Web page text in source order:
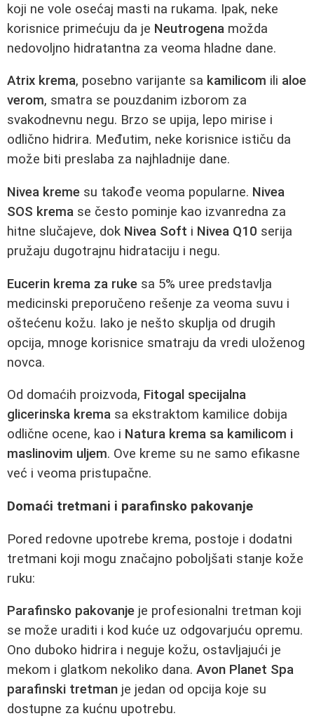
koji ne vole osećaj masti na rukama. Ipak, neke
korisnice primećuju da je Neutrogena možda
nedovoljno hidratantna za veoma hladne dane.
Atrix krema, posebno varijante sa kamilicom ili aloe
verom, smatra se pouzdanim izborom za
svakodnevnu negu. Brzo se upija, lepo mirise i
odlično hidrira. Međutim, neke korisnice ističu da
može biti preslaba za najhladnije dane.
Nivea kreme su takođe veoma popularne. Nivea
SOS krema se često pominje kao izvanredna za
hitne slučajeve, dok Nivea Soft i Nivea Q10 serija
pružaju dugotrajnu hidrataciju i negu.
Eucerin krema za ruke sa 5% uree predstavlja
medicinski preporučeno rešenje za veoma suvu i
oštećenu kožu. Iako je nešto skuplja od drugih
opcija, mnoge korisnice smatraju da vredi uloženog
novca.
Od domaćih proizvoda, Fitogal specijalna
glicerinska krema sa ekstraktom kamilice dobija
odlične ocene, kao i Natura krema sa kamilicom i
maslinovim uljem. Ove kreme su ne samo efikasne
već i veoma pristupačne.
Domaći tretmani i parafinsko pakovanje
Pored redovne upotrebe krema, postoje i dodatni
tretmani koji mogu značajno poboljšati stanje kože
ruku:
Parafinsko pakovanje je profesionalni tretman koji
se može uraditi i kod kuće uz odgovarjuću opremu.
Ono duboko hidrira i neguje kožu, ostavljajući je
mekom i glatkom nekoliko dana. Avon Planet Spa
parafinski tretman je jedan od opcija koje su
dostupne za kućnu upotrebu.